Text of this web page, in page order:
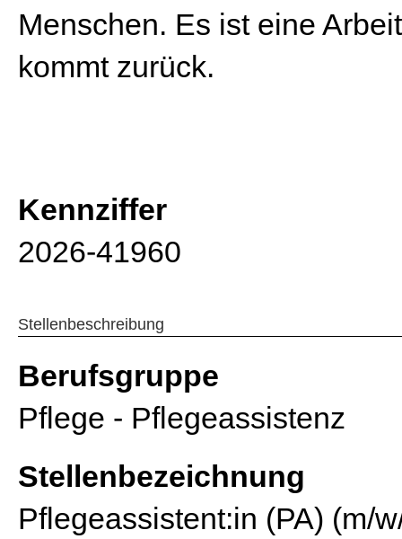
Menschen. Es ist eine
kommt zurück.
Kennziffer
2026-41960
Stellenbeschreibung
Berufsgruppe
Pflege - Pflegeassistenz
Stellenbezeichnung
Pflegeassistent:in (PA) (m/